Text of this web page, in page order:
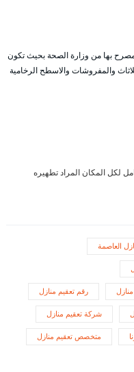
بها من وزارة الصحة بحيث تكون
والمفروشات والاسطح الرخامية
لكل المكان المراد تطهيره
العاصمة
رقم تعقيم منازل
شركة تعقيم منازل
متخصص تعقيم منازل